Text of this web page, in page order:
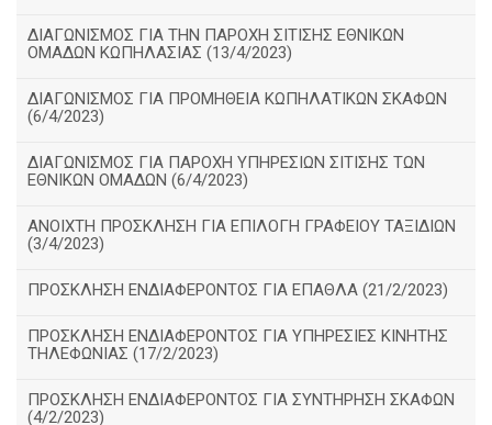
ΔΙΑΓΩΝΙΣΜΟΣ ΓΙΑ ΤΗΝ ΠΑΡΟΧΗ ΣΙΤΙΣΗΣ ΕΘΝΙΚΩΝ
ΟΜΑΔΩΝ ΚΩΠΗΛΑΣΙΑΣ (13/4/2023)
ΔΙΑΓΩΝΙΣΜΟΣ ΓΙΑ ΠΡΟΜΗΘΕΙΑ ΚΩΠΗΛΑΤΙΚΩΝ ΣΚΑΦΩΝ
(6/4/2023)
ΔΙΑΓΩΝΙΣΜΟΣ ΓΙΑ ΠΑΡΟΧΗ ΥΠΗΡΕΣΙΩΝ ΣΙΤΙΣΗΣ ΤΩΝ
ΕΘΝΙΚΩΝ ΟΜΑΔΩΝ (6/4/2023)
ΑΝΟΙΧΤΗ ΠΡΟΣΚΛΗΣΗ ΓΙΑ ΕΠΙΛΟΓΗ ΓΡΑΦΕΙΟΥ ΤΑΞΙΔΙΩΝ
(3/4/2023)
ΠΡΟΣΚΛΗΣΗ ΕΝΔΙΑΦΕΡΟΝΤΟΣ ΓΙΑ ΕΠΑΘΛΑ (21/2/2023)
ΠΡΟΣΚΛΗΣΗ ΕΝΔΙΑΦΕΡΟΝΤΟΣ ΓΙΑ ΥΠΗΡΕΣΙΕΣ ΚΙΝΗΤΗΣ
ΤΗΛΕΦΩΝΙΑΣ (17/2/2023)
ΠΡΟΣΚΛΗΣΗ ΕΝΔΙΑΦΕΡΟΝΤΟΣ ΓΙΑ ΣΥΝΤΗΡΗΣΗ ΣΚΑΦΩΝ
(4/2/2023)